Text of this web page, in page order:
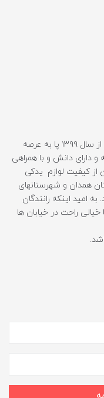
شرکت پخش چاپار یدک با یاری خداوند منان از سال ۱۳۹۹ پا به عرصه
و دارای دانش و با همراهی
از کیفیت لوازم یدکی
همدان و شهرستانهای
امید اینکه رانندگان
خیالی راحت در خیابان ها